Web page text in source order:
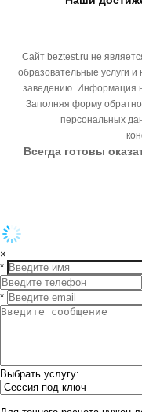
Сайт beztest.ru не
образовательные услуги
заведению. Информация
Заполняя форму
персональных
Всегда готовы
×
*
*
Выбрать услугу: